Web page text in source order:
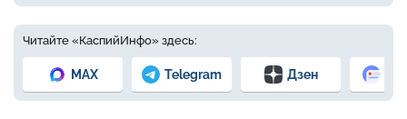
Читайте «КаспийИнфо» здесь:
MAX Telegram Дзен